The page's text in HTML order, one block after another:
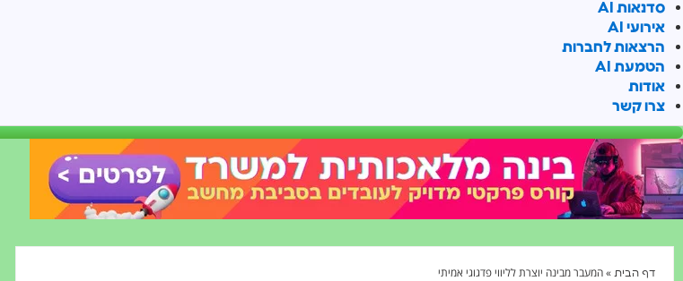
סדנאות AI
אירועי AI
הרצאות לחברות
הטמעת AI
אודות
צרו קשר
דף הבית »המעבר מבינה יוצרת לליווי פדגוגי אמיתי